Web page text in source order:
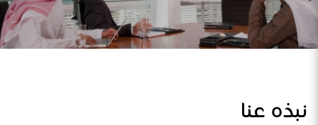
نبذه عنا